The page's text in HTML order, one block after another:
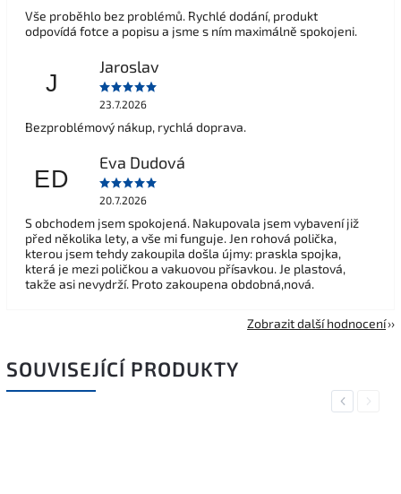
Vše proběhlo bez problémů. Rychlé dodání, produkt
odpovídá fotce a popisu a jsme s ním maximálně spokojeni.
J
Jaroslav
23.7.2026
Bezproblémový nákup, rychlá doprava.
ED
Eva Dudová
20.7.2026
S obchodem jsem spokojená. Nakupovala jsem vybavení již
před několika lety, a vše mi funguje. Jen rohová polička,
kterou jsem tehdy zakoupila došla újmy: praskla spojka,
která je mezi poličkou a vakuovou přísavkou. Je plastová,
takže asi nevydrží. Proto zakoupena obdobná,nová.
Zobrazit další hodnocení
SOUVISEJÍCÍ PRODUKTY
PreviousNext